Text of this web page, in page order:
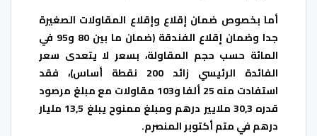
أما بخصوص ضمان إقلاع وإقلاع المقاولات الصغيرة
جدا وضمان إقلاع الفندقة (ضمان ما بين 80 و95 في
المائة حسب حجم المقاولة، بسعر لا يتعدى سعر
الفائدة الرئيسي زائد 200 نقطة أساس)، فقد
استفادت منه 25 ألفا و103 مقاولات مع مبلغ مرصود
قدره 30,3 ملايير درهم ومبلغ ممنوح يبلغ 13,5 مليار
درهم في متم أكتوبر المنصرم.